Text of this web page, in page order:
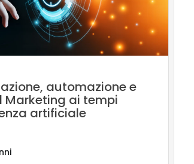
automazione e
Marketing ai tempi
artificiale